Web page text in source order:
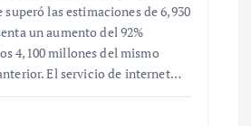
superó las estimaciones de 6,930
un aumento del 92%
4,100 millones del mismo
El servicio de internet…